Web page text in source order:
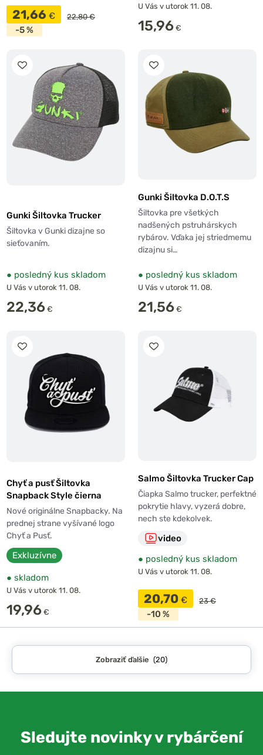
21,66 € 22,80 €
-5 %
U Vás v utorok 11. 08.
15,96 €
Gunki Šiltovka Trucker
Šiltovka v Gunki dizajne so
sieťovaním.
● posledný kus skladom
U Vás v utorok 11. 08.
22,36 €
Gunki Šiltovka D.O.T.S
Šiltovka pre všetkých
nadšených pstruhárskych
rybárov. Vďaka jej striedmemu
dizajnu si…
● posledný kus skladom
U Vás v utorok 11. 08.
21,56 €
Chyť a pusť Šiltovka
Snapback Style čierna
Nové originálne Snapbacky. Na
prednej strane vyšívané logo
Chyť a Pusť.
Exkluzívne
● skladom
U Vás v utorok 11. 08.
19,96 €
Salmo Šiltovka Trucker Cap
Čiapka Salmo trucker, perfektné
pokrytie hlavy, vyzerá dobre,
nech ste kdekolvek.
video
● posledný kus skladom
U Vás v utorok 11. 08.
20,70 € 23 €
-10 %
Zobraziť ďalšie (20)
Sledujte novinky v rybárčení